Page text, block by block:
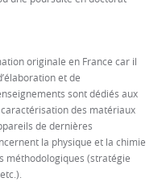
originale en France car il
et de
sont dédiés aux
des matériaux
de dernières
la physique et la chimie
méthodologiques (stratégie